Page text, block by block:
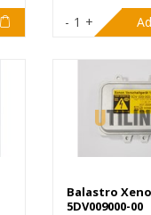
- 1 +
Balastro
5DV009000-00